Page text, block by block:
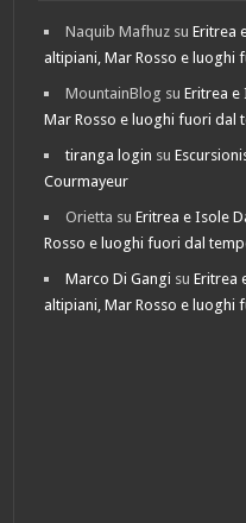
Naquib Mafhuz suEritrea
altipiani, Mar Rosso e luoghi
MountainBlog suEritrea e
Mar Rosso e luoghi fuori dal
tiranga login su
Courmayeur
Orietta suEritrea e Isole
Rosso e luoghi fuori dal
Marco Di Gangi suEritrea
altipiani, Mar Rosso e luoghi